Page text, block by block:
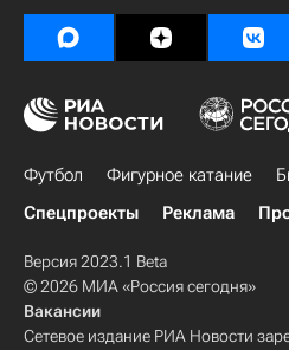
Футбол Фигурное катание
Спецпроекты
Реклама
Версия 2023.1 Beta
© 2026 МИА «Россия сегодня»
Вакансии
Сетевое издание РИА Новости